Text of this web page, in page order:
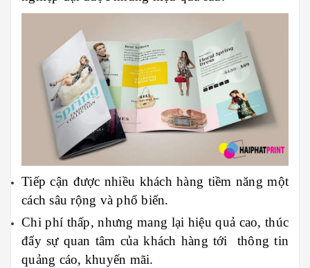
Tiếp cận được nhiều khách hàng tiềm năng một
cách sâu rộng và phổ biến.
Chi phí thấp, nhưng mang lại hiệu quả cao, thúc
đẩy sự quan tâm của khách hàng tới thông tin
quảng cáo, khuyến mãi.